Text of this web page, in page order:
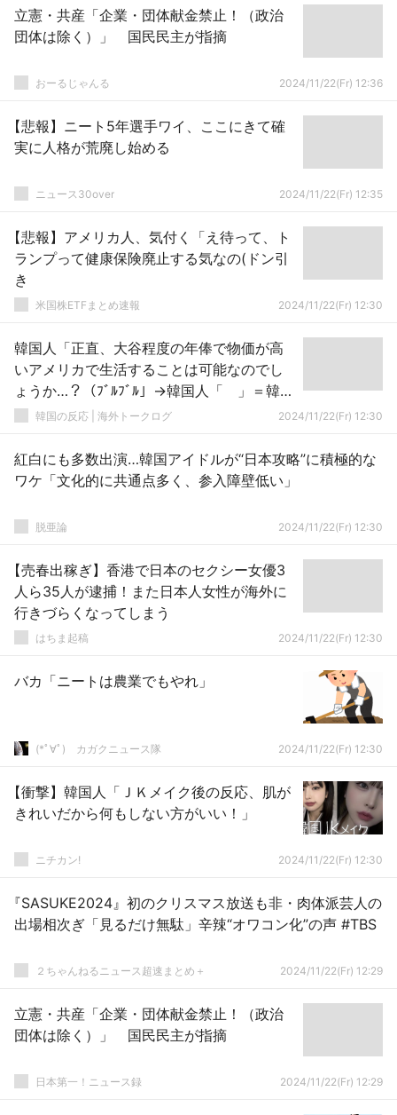
立憲・共産「企業・団体献金禁止！（政治
団体は除く）」 国民民主が指摘
おーるじゃんる 2024/11/22(Fr) 12:36
【悲報】ニート5年選手ワイ、ここにきて確
実に人格が荒廃し始める
ニュース30over 2024/11/22(Fr) 12:35
【悲報】アメリカ人、気付く「え待って、ト
ランプって健康保険廃止する気なの(ドン引
き
米国株ETFまとめ速報 2024/11/22(Fr) 12:30
韓国人「正直、大谷程度の年俸で物価が高
いアメリカで生活することは可能なのでし
ょうか…？（ﾌﾞﾙﾌﾞﾙ」→韓国人「 」＝韓国
の反応韓国の反応 | 海外トークログ 2024/11/22(Fr) 12:30
紅白にも多数出演…韓国アイドルが“日本攻略”に積極的な
ワケ「文化的に共通点多く、参入障壁低い」
脱亜論 2024/11/22(Fr) 12:30
【売春出稼ぎ】香港で日本のセクシー女優3
人ら35人が逮捕！また日本人女性が海外に
行きづらくなってしまう
はちま起稿 2024/11/22(Fr) 12:30
バカ「ニートは農業でもやれ」
(*ﾟ∀ﾟ)ゞカガクニュース隊 2024/11/22(Fr) 12:30
【衝撃】韓国人「ＪＫメイク後の反応、肌が
きれいだから何もしない方がいい！」
ニチカン! 2024/11/22(Fr) 12:30
『SASUKE2024』初のクリスマス放送も非・肉体派芸人の
出場相次ぎ「見るだけ無駄」辛辣“オワコン化”の声 #TBS
２ちゃんねるニュース超速まとめ＋ 2024/11/22(Fr) 12:29
立憲・共産「企業・団体献金禁止！（政治
団体は除く）」 国民民主が指摘
日本第一！ニュース録 2024/11/22(Fr) 12:29